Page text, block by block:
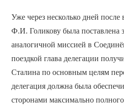
Уже через несколько дней
Ф.И. Голикову была поставлена
аналогичной миссией в
поездкой глава делегации
Сталина по основным целям
делегация должна была
сторонами максимально